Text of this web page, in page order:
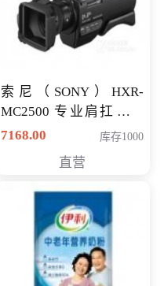
索尼（SONY）HXR-
MC2500 专业肩扛式存
储卡全高清摄录一体机
清入门级摄像机
7168.00 库存1000
直营